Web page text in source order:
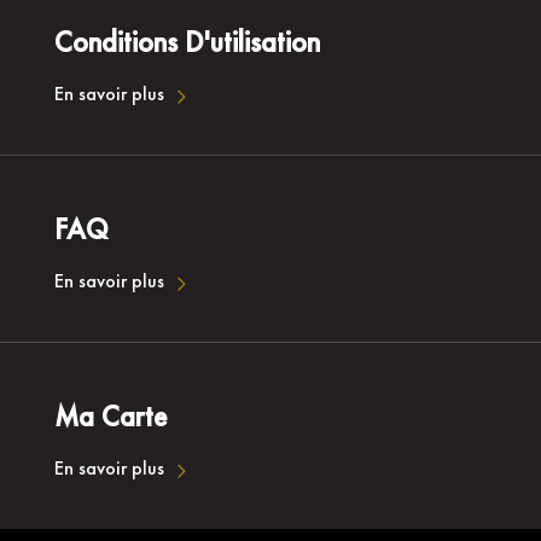
Conditions D'utilisation
En savoir plus
FAQ
En savoir plus
Ma Carte
En savoir plus